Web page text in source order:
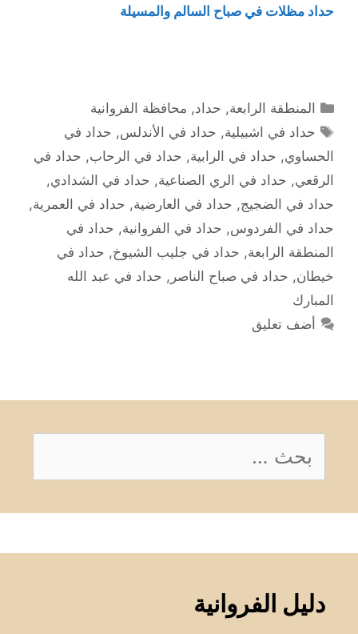
حداد مظلات في صباح السالم والمسيلة
التصنيفات
المنطقة الرابعة, حداد, محافظة الفروانية
الوسوم
حداد في اشبيلية, حداد في الأندلس, حداد في
الحساوي, حداد في الرابية, حداد في الرحاب, حداد في
الرقعي, حداد في الري الصناعية, حداد في الشدادي,
حداد في الضجيج, حداد في العارضية, حداد في العمرية,
حداد في الفردوس, حداد في الفروانية, حداد في
المنطقة الرابعة, حداد في جليب الشيوخ, حداد في
خيطان, حداد في صباح الناصر , حداد في عبد الله
المبارك
أضف تعليق
البحث
عن:
دليل الفروانية